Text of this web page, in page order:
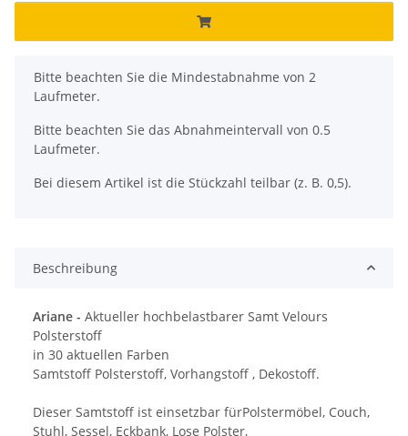
x
Bitte beachten Sie die Mindestabnahme von 2
Laufmeter.
Bitte beachten Sie das Abnahmeintervall von 0.5
Laufmeter.
Bei diesem Artikel ist die Stückzahl teilbar (z. B. 0,5).
Beschreibung
Ariane - Aktueller hochbelastbarer Samt Velours
Polsterstoff
in 30 aktuellen Farben
Samtstoff Polsterstoff, Vorhangstoff , Dekostoff.
Dieser Samtstoff ist einsetzbar fürPolstermöbel, Couch,
Stuhl, Sessel, Eckbank, Lose Polster,